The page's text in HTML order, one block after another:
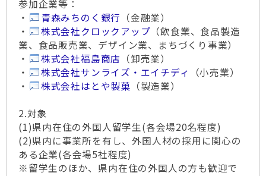
参加企業等：
・
青森みちのく銀行 （金融業）
・
株式会社クロックアップ （飲食業、食品製造
業、食品販売業、デザイン業、まちづくり事業）
・
株式会社福島商店 （卸売業）
・
株式会社サンライズ・エイチディ
（小売業）
・
株式会社はとや製菓 （製造業）
2.対象
(1)県内在住の外国人留学生(各会場20名程度)
(2)県内に事業所を有し、外国人材の採用に関心の
ある企業(各会場5社程度)
※留学生のほか、県内在住の外国人の方も歓迎で